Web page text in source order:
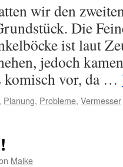
wir den
Die
ist laut
jedoch
komisch vor, da …
, Planung, Probleme, Vermesser
Maike